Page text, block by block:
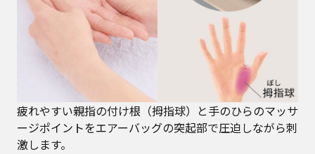
疲れやすい親指の付け根（拇指球）と手のひらのマッサ
ージポイントをエアーバッグの突起部で圧迫しながら刺
激します。